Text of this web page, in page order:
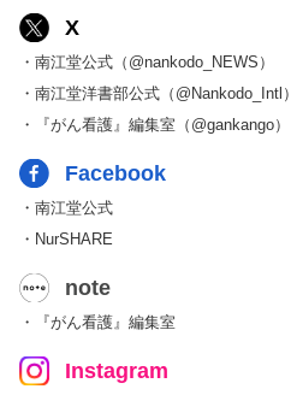
X
・南江堂公式（@nankodo_NEWS）
・南江堂洋書部公式（@Nankodo_Intl）
・『がん看護』編集室（@gankango）
Facebook
・南江堂公式
・NurSHARE
note
・『がん看護』編集室
Instagram